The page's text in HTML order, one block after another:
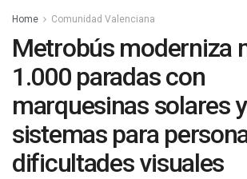
Home Comunidad Valenciana
Metrobús moderniza
1.000 paradas con
marquesinas solares y
sistemas para
dificultades visuales